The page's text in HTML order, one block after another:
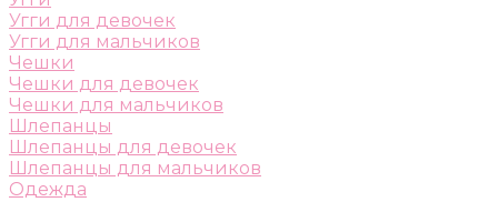
Угги для девочек
Угги для мальчиков
Чешки
Чешки для девочек
Чешки для мальчиков
Шлепанцы
Шлепанцы для девочек
Шлепанцы для мальчиков
Одежда